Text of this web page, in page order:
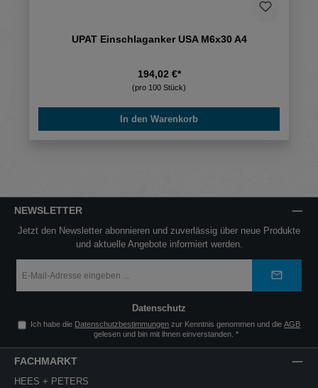
UPAT Einschlaganker USA M6x30 A4
194,02 €*
(pro 100 Stück)
In den Warenkorb
NEWSLETTER
Jetzt den Newsletter abonnieren und zuverlässig über neue Produkte
und aktuelle Angebote informiert werden.
Mail-
*
Datenschutz
Ich habe die Datenschutzbestimmungen zur Kenntnis genommen und dieAGB
gelesen und bin mit ihnen einverstanden. *
FACHMARKT
HEES + PETERS